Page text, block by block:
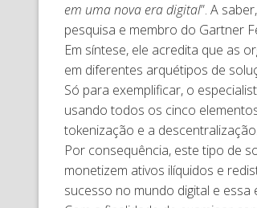
em uma nova era digital”. A
pesquisa e membro do Gartner
Em síntese, ele acredita que as
em diferentes arquétipos de
Só para exemplificar, o
usando todos os cinco
tokenização e a descentralização.
Por consequência, este tipo de
monetizem ativos ilíquidos e
sucesso no mundo digital e